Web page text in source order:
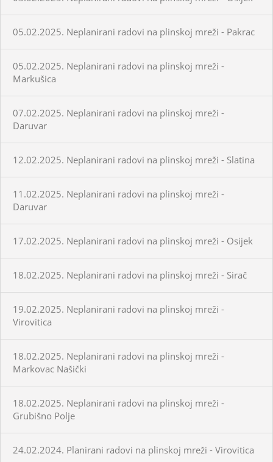
05.02.2025. Neplanirani radovi na plinskoj mreži - Pakrac
05.02.2025. Neplanirani radovi na plinskoj mreži -
Markušica
07.02.2025. Neplanirani radovi na plinskoj mreži -
Daruvar
12.02.2025. Neplanirani radovi na plinskoj mreži - Slatina
11.02.2025. Neplanirani radovi na plinskoj mreži -
Daruvar
17.02.2025. Neplanirani radovi na plinskoj mreži - Osijek
18.02.2025. Neplanirani radovi na plinskoj mreži - Sirač
19.02.2025. Neplanirani radovi na plinskoj mreži -
Virovitica
18.02.2025. Neplanirani radovi na plinskoj mreži -
Markovac Našički
18.02.2025. Neplanirani radovi na plinskoj mreži -
Grubišno Polje
24.02.2024. Planirani radovi na plinskoj mreži - Virovitica